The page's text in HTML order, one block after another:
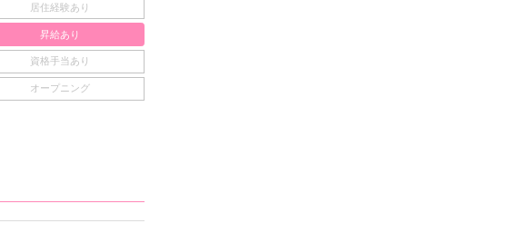
居住経験あり
昇給あり
資格手当あり
オープニング